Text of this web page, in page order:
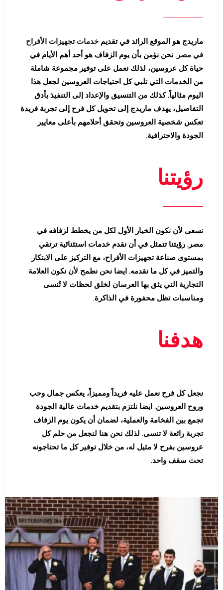
ماريدج هو الموقع الرائد في تقديم خدمات تجهيزات الأفراح
في مصر . نحن نؤمن بأن يوم الزفاف هو أحد أهم الأيام في
حياة كل عروسين، لذلك نعمل على توفير مجموعة شاملة
من الخدمات التي تلبي كل احتياجات العروسين لجعل هذا
اليوم مثالياً. كذلك من التنسيق والإعداد إلى التنفيذ بأدق
التفاصيل، يهدف ماريدج إلى تحويل كل فرح إلى تجربة فريدة
تعكس شخصية العروسين وتحقق أحلامهم بأعلى معايير
الجودة والاحترافية.
رؤيتنا
نسعى لأن نكون الخيار الأول لكل من يخطط لزفافه في
مصر. رؤيتنا تتمثل في أن نقدم خدمات استثنائية ترتقي
بمستوى صناعة تجهيزات الأفراح، مع التركيز على الابتكار
والتميز في كل ما نقدمه. ايضا نحن نطمح لأن نكون العلامة
التجارية التي يثق بها العرسان لخلق لحظات لا تُنسى
ومناسبات تظل محفورة في الذاكرة.
هدفنا
نجعل كل فرح نعمل عليه فريداً ومميزاً، يعكس جمال وحب
وروح العروسين. ايضا نلتزم بتقديم خدمات عالية الجودة
تجمع بين الفخامة والعملية، لضمان أن يكون يوم الزفاف
تجربة رائعة لا تنسى. لذلك نحن هنا لنجعل من حلم كل
عروسين بفرح لا مثيل له، من خلال توفير كل ما تحتاجونه
تحت سقف واحد.